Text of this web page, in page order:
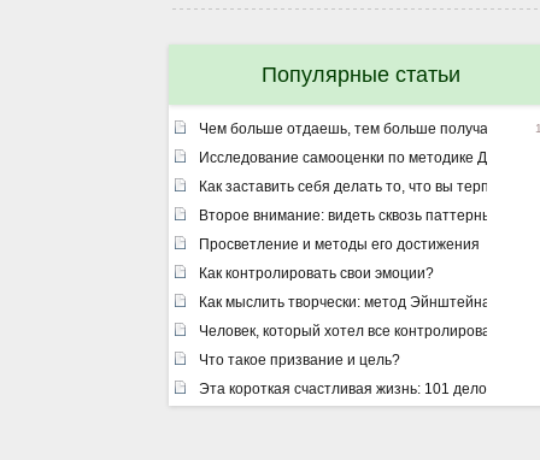
Популярные статьи
Чем больше отдаешь, тем больше получаешь
Исследование самооценки по методике Дембо
Как заставить себя делать то, что вы терпеть
Второе внимание: видеть сквозь паттерны
Просветление и методы его достижения
Как контролировать свои эмоции?
Как мыслить творчески: метод Эйнштейна
Человек, который хотел все контролировать
Что такое призвание и цель?
Эта короткая счастливая жизнь: 101 дело,